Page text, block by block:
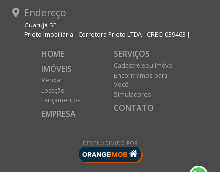
Endereço
Guarujá SP
Prieto Imobiliária - Corretora Prieto LTDA - CRECI 039463-J
HOME
IMÓVEIS
Venda
Locação
Lançamentos
EMPRESA
SERVIÇOS
Cadastre seu Imóvel
Encontramos para
Você
Simuladores
CONTATO
DESENVOLVIDO POR